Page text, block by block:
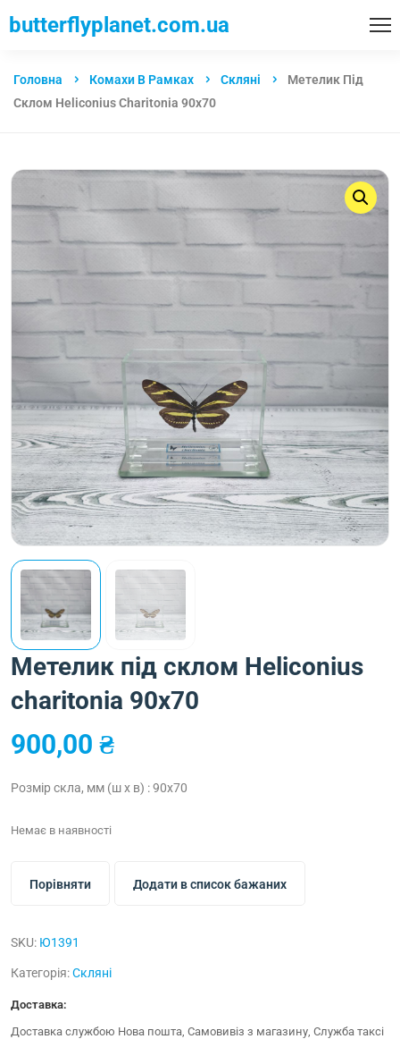
butterflyplanet.com.ua
Головна Комахи В Рамках Скляні
Метелик Під
Склом Heliconius Charitonia 90х70
Метелик під склом Heliconius
charitonia 90х70
900,00 ₴
Розмір скла, мм (ш х в) : 90х70
Немає в наявності
Порівняти Додати в список бажаних
SKU: Ю1391
Категорія:Скляні
Доставка:
Доставка службою Нова пошта, Самовивіз з магазину, Служба таксі